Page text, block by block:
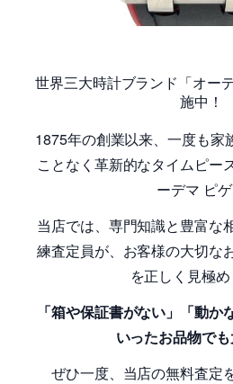
世界三大時計ブランド「オー
施中！
1875年の創業以来、一度も家
ことなく革新的なタイムピー
ーデマ ピゲ
当店では、専門知識と豊富な
練査定員が、お客様の大切な
を正しく見極め
「箱や保証書がない」「動か
いったお品物でも
ぜひ一度、当店の無料査定